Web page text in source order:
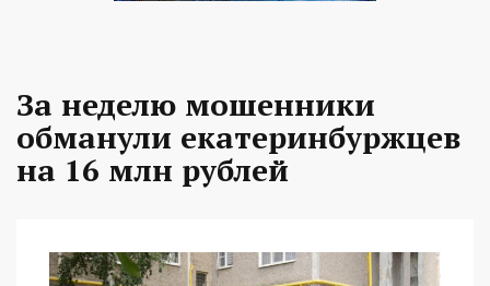
За неделю мошенники
обманули екатеринбуржцев
на 16 млн рублей